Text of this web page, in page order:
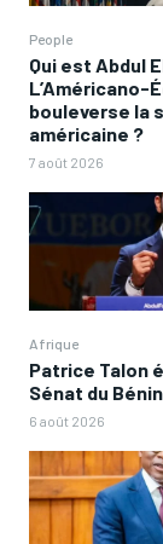
People
Qui est Abdul
L’Américano-
bouleverse la
américaine ?
7 août 2026
Afrique
Patrice Talon
Sénat du Bénin
6 août 2026